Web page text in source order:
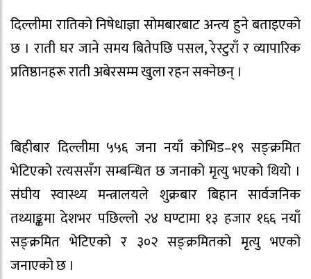
दिल्लीमा रातिको निषेधाज्ञा सोमबारबाट अन्त्य हुने बताइएको
छ । राती घर जाने समय बितेपछि पसल, रेस्टुराँ र व्यापारिक
प्रतिष्ठानहरू राती अबेरसम्म खुला रहन सक्नेछन् ।
बिहीबार दिल्लीमा ५५६ जना नयाँ कोभिड–१९ सङ्क्रमित
भेटिएको रत्यससँग सम्बन्धित छ जनाको मृत्यु भएको थियो ।
संघीय स्वास्थ्य मन्त्रालयले शुक्रबार बिहान सार्वजनिक
तथ्याङ्कमा देशभर पछिल्लो २४ घण्टामा १३ हजार १६६ नयाँ
सङ्क्रमित भेटिएको र ३०२ सङ्क्रमितको मृत्यु भएको
जनाएको छ ।